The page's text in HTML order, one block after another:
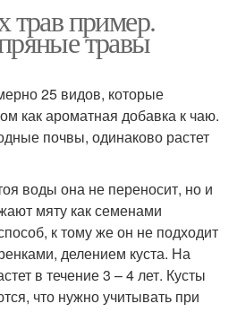
трав пример.
травы
25 видов, которые
как ароматная добавка к чаю.
почвы, одинаково растет
воды она не переносит, но и
мяту как семенами
к тому же он не подходит
делением куста. На
в течение 3 – 4 лет. Кусты
что нужно учитывать при